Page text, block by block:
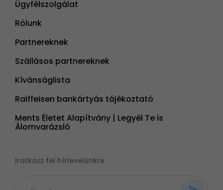
Ügyfélszolgálat
Rólunk
Partnereknek
Szállásos partnereknek
Kívánságlista
Raiffeisen bankártyás tájékoztató
Ments Életet Alapítvány | Legyél Te is
Álomvarázsló
Iratkozz fel hírlevelünkre